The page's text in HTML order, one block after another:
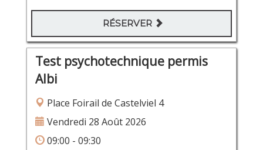
RÉSERVER
Test psychotechnique permis
Albi
Place Foirail de Castelviel 4
Vendredi 28 Août 2026
09:00 - 09:30